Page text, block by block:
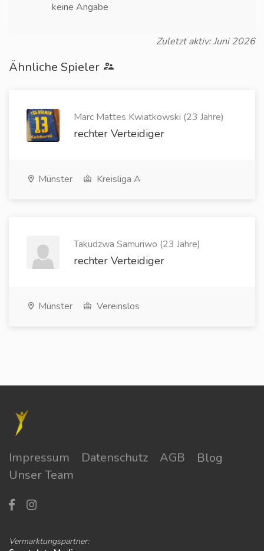
keine Angabe
Zuletzt aktiv: Juni 2026
Ähnliche Spieler
Marc Mattes Kwiatkowski (23 Jahre)
rechter Verteidiger
Münster Kreisliga A
Takudzwa Samuriwo (23 Jahre)
rechter Verteidiger
Münster Vereinslos
Impressum Datenschutz AGB
Blog
Unser Team
Vermarktungspartner: